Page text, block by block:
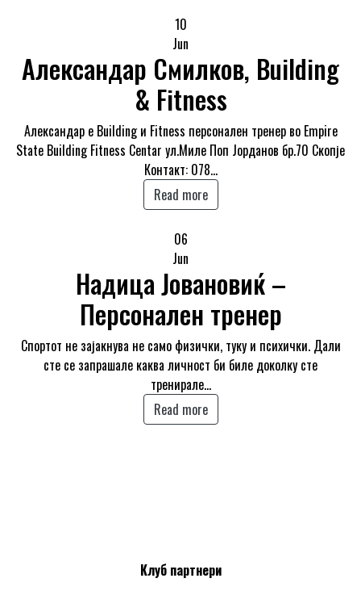
10
Jun
Александар Смилков, Building
& Fitness
Александар е Building и Fitness персонален тренер во Empire
State Building Fitness Centar ул.Миле Поп Јорданов бр.70 Скопје
Контакт: 078…
Read more
06
Jun
Надица Јовановиќ –
Персонален тренер
Спортот не зајакнува не само физички, туку и психички. Дали
сте се запрашале каква личност би биле доколку сте
тренирале…
Read more
Клуб партнери